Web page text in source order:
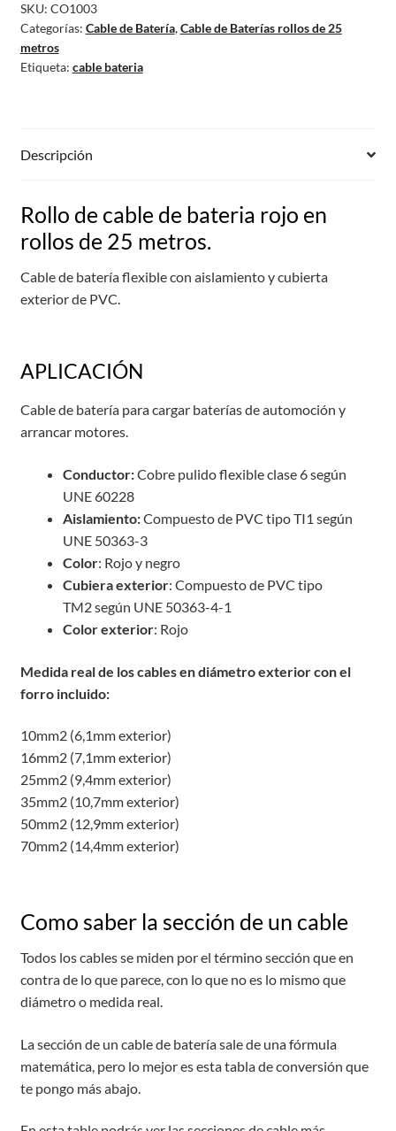
SKU: CO1003
Categorías: Cable de Batería,Cable de Baterías rollos de 25
metros
Etiqueta: cable bateria
Descripción
Rollo de cable de bateria rojo en
rollos de 25 metros.
Cable de batería flexible con aislamiento y cubierta
exterior de PVC.
APLICACIÓN
Cable de batería para cargar baterías de automoción y
arrancar motores.
Conductor:Cobre pulido flexible clase 6 según
UNE 60228
Aislamiento:Compuesto de PVC tipo TI1 según
UNE 50363-3
Color: Rojo y negro
Cubiera exterior: Compuesto de PVC tipo
TM2 según UNE 50363-4-1
Color exterior: Rojo
Medida real de los cables en diámetro exterior con el
forro incluido:
10mm2 (6,1mm exterior)
16mm2 (7,1mm exterior)
25mm2 (9,4mm exterior)
35mm2 (10,7mm exterior)
50mm2 (12,9mm exterior)
70mm2 (14,4mm exterior)
Como saber la sección de un cable
Todos los cables se miden por el término sección que en
contra de lo que parece, con lo que no es lo mismo que
diámetro o medida real.
La sección de un cable de batería sale de una fórmula
matemática, pero lo mejor es esta tabla de conversión que
te pongo más abajo.